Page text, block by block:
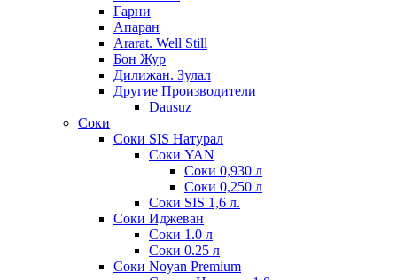
Гарни
Апаран
Ararat. Well Still
Бон Жур
Дилижан. Зулал
Другие Производители
Dausuz
Соки
Соки SIS Натурал
Соки YAN
Соки 0,930 л
Соки 0,250 л
Соки SIS 1,6 л.
Соки Иджеван
Соки 1.0 л
Соки 0.25 л
Соки Noyan Premium